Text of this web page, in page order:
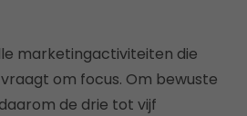
marketingactiviteiten die
om focus. Om bewuste
de drie tot vijf